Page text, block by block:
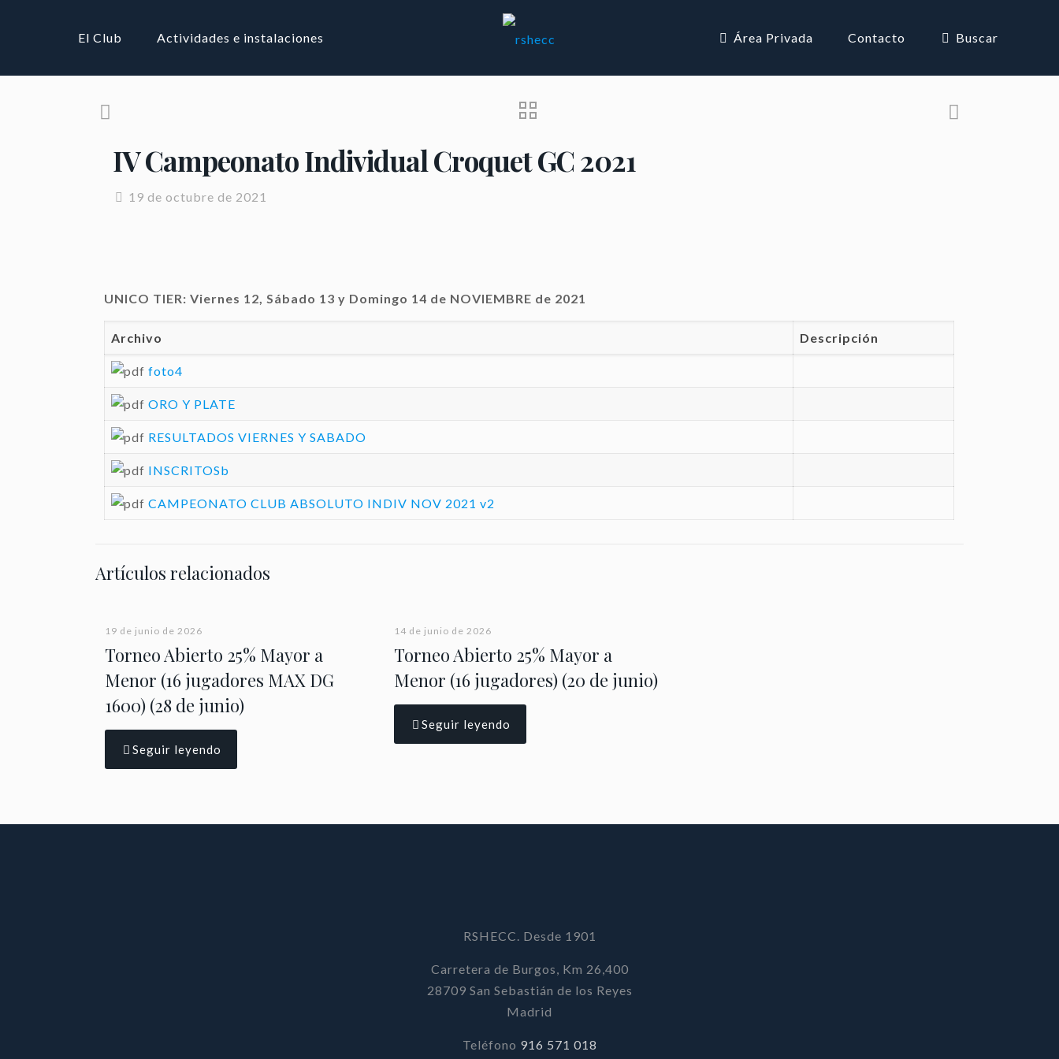
El Club Actividades e instalaciones Área Privada Contacto Buscar
IV Campeonato Individual Croquet GC 2021
19 de octubre de 2021
UNICO TIER: Viernes 12, Sábado 13 y Domingo 14 de NOVIEMBRE de 2021
Archivo Descripción
foto4
ORO Y PLATE
RESULTADOS VIERNES Y SABADO
INSCRITOSb
CAMPEONATO CLUB ABSOLUTO INDIV NOV 2021 v2
Artículos relacionados
19 de junio de 2026
Torneo Abierto 25% Mayor a
Menor (16 jugadores MAX DG
1600) (28 de junio)
Seguir leyendo
14 de junio de 2026
Torneo Abierto 25% Mayor a
Menor (16 jugadores) (20 de junio)
Seguir leyendo
RSHECC. Desde 1901
Carretera de Burgos, Km 26,400
28709 San Sebastián de los Reyes
Madrid
Teléfono 916 571 018